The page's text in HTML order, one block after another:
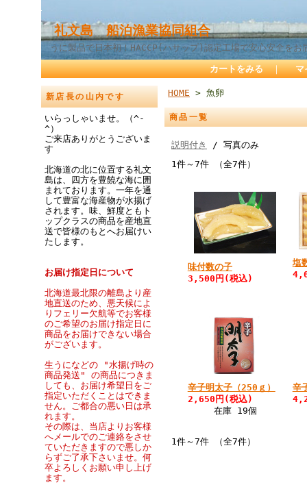
礼文島 船泊漁業協同組合
うに製品で日本初！HACCP(ハサップ)認定工場で安心安全をお
カートをみる ｜ マ
新店長の山内です
いらっしゃいませ。（^-
^）
ご来店ありがとうございま
す
北海道の北に位置する礼文
島は、四方を豊饒な海に囲
まれております。一年を通
して豊富な海産物が水揚げ
されます。味、鮮度ともト
ップクラスの商品を産地直
送で皆様のもとへお届けい
たします。
お届け指定日について
北海道最北限の離島より産
地直送のため、悪天候によ
りフェリー欠航等でお客様
のご希望のお届け指定日に
商品をお届けできない場合
がございます。
生うになどの "水揚げ時の
商品発送" の商品につきま
しても、お届け希望日をご
指定いただくことはできま
せん。ご都合の悪い日は承
れます。
その際は、当店よりお客様
へメールでのご連絡をさせ
ていただきますので悪しか
らずご了承下さいませ。何
卒よろしくお願い申し上げ
ます。
HOME > 魚卵
商品一覧
説明付き
/ 写真のみ
1件～7件 （全7件）
味付数の子
3,500円(税込)
塩
辛子明太子（250ｇ）
2,650円(税込)
在庫 19個
辛
1件～7件 （全7件）